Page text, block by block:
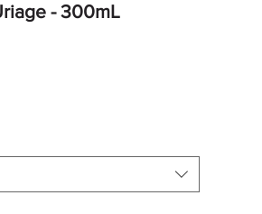
- 300mL